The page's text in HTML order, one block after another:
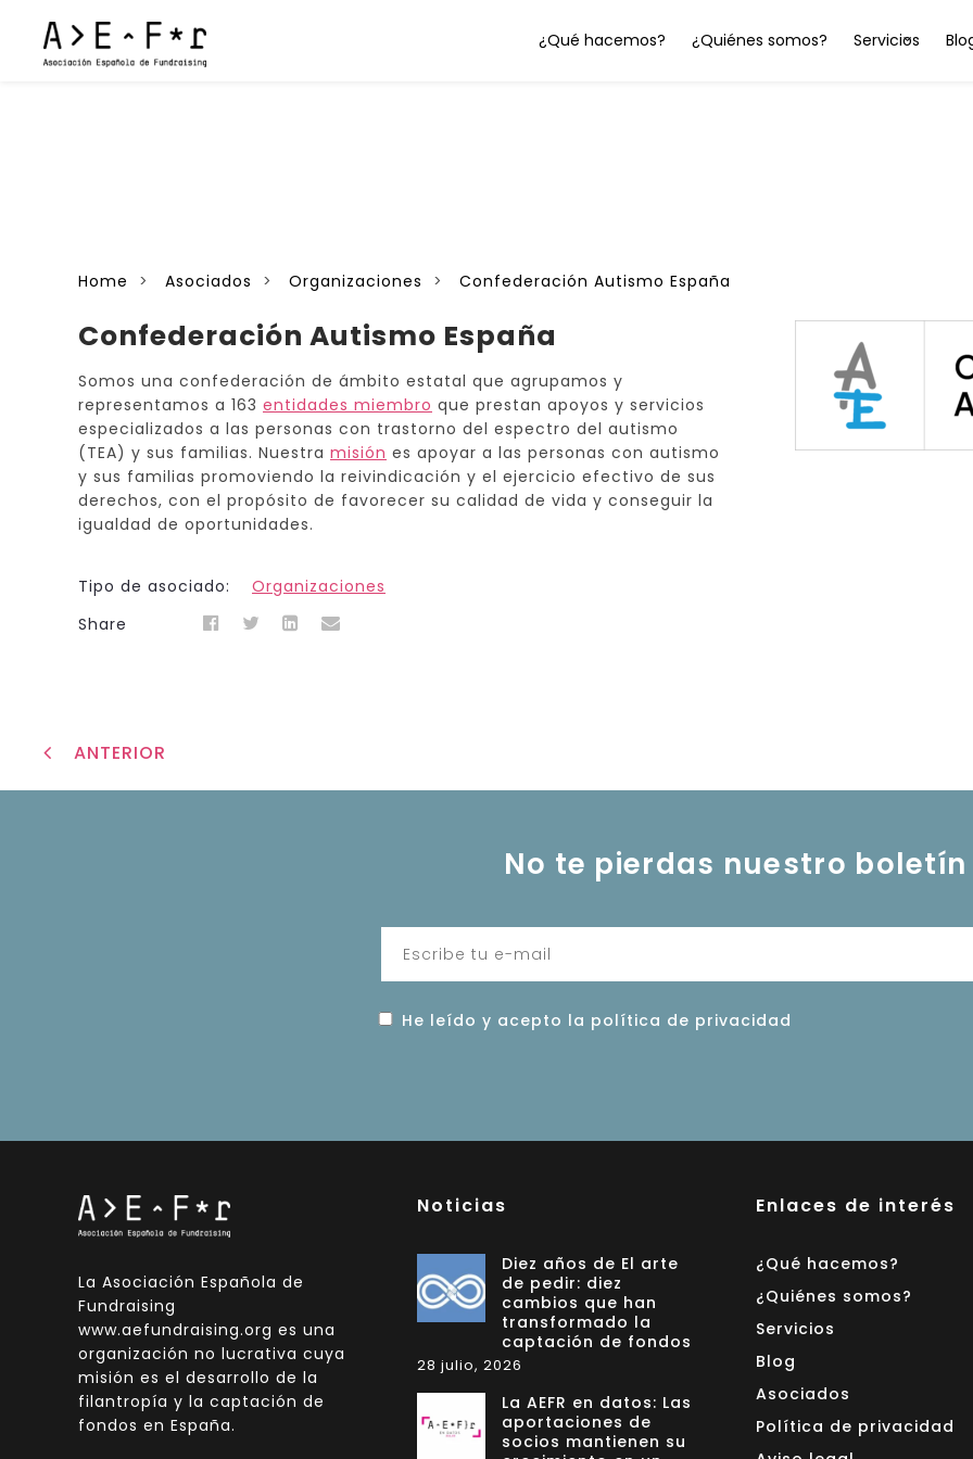
¿Qué hacemos? ¿Quiénes somos? Servicios
Home Asociados Organizaciones Confederación Autismo España
Confederación Autismo España
Somos una confederación de ámbito estatal que agrupamos y
representamos a 163 entidades miembro que prestan apoyos y servicios
especializados a las personas con trastorno del espectro del autismo
(TEA) y sus familias. Nuestra misión es apoyar a las personas con autismo
y sus familias promoviendo la reivindicación y el ejercicio efectivo de sus
derechos, con el propósito de favorecer su calidad de vida y conseguir la
igualdad de oportunidades.
Tipo de asociado:
Organizaciones
Share
ANTERIOR
No te pierdas nuestro boletín
He leído y acepto la política de privacidad
La Asociación Española de
Fundraising
www.aefundraising.org es una
organización no lucrativa cuya
misión es el desarrollo de la
filantropía y la captación de
fondos en España.
Noticias
Diez años de El arte
de pedir: diez
cambios que han
transformado la
captación de fondos
28 julio, 2026
La AEFR en datos: Las
aportaciones de
socios mantienen su
Enlaces de interés
¿Qué hacemos?
¿Quiénes somos?
Servicios
Blog
Asociados
Política de privacidad